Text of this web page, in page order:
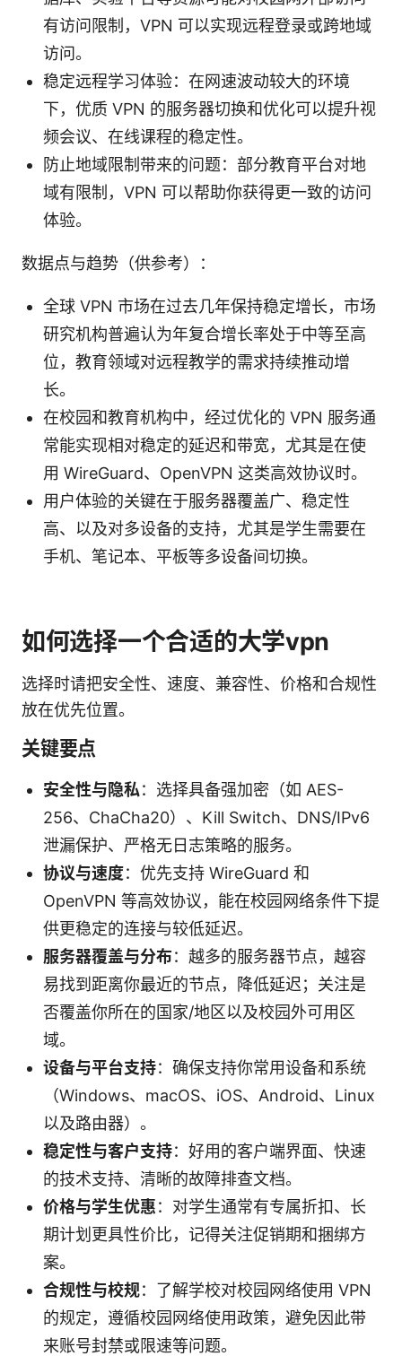
有访问限制，VPN 可以实现远程登录或跨地域
访问。
稳定远程学习体验：在网速波动较大的环境
下，优质 VPN 的服务器切换和优化可以提升视
频会议、在线课程的稳定性。
防止地域限制带来的问题：部分教育平台对地
域有限制，VPN 可以帮助你获得更一致的访问
体验。
数据点与趋势（供参考）：
全球 VPN 市场在过去几年保持稳定增长，市场
研究机构普遍认为年复合增长率处于中等至高
位，教育领域对远程教学的需求持续推动增
长。
在校园和教育机构中，经过优化的 VPN 服务通
常能实现相对稳定的延迟和带宽，尤其是在使
用 WireGuard、OpenVPN 这类高效协议时。
用户体验的关键在于服务器覆盖广、稳定性
高、以及对多设备的支持，尤其是学生需要在
手机、笔记本、平板等多设备间切换。
如何选择一个合适的大学vpn
选择时请把安全性、速度、兼容性、价格和合规性
放在优先位置。
关键要点
安全性与隐私：选择具备强加密（如 AES-
256、ChaCha20）、Kill Switch、DNS/IPv6
泄漏保护、严格无日志策略的服务。
协议与速度：优先支持 WireGuard 和
OpenVPN 等高效协议，能在校园网络条件下提
供更稳定的连接与较低延迟。
服务器覆盖与分布：越多的服务器节点，越容
易找到距离你最近的节点，降低延迟；关注是
否覆盖你所在的国家/地区以及校园外可用区
域。
设备与平台支持：确保支持你常用设备和系统
（Windows、macOS、iOS、Android、Linux
以及路由器）。
稳定性与客户支持：好用的客户端界面、快速
的技术支持、清晰的故障排查文档。
价格与学生优惠：对学生通常有专属折扣、长
期计划更具性价比，记得关注促销期和捆绑方
案。
合规性与校规：了解学校对校园网络使用 VPN
的规定，遵循校园网络使用政策，避免因此带
来账号封禁或限速等问题。